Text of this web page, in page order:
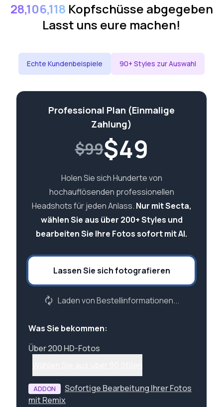
28,106,118 Kopfschüsse abgegeben
Lasst uns eure machen!
Echte Kundenbeispiele 90+ Styles zur Auswahl
Professional Plan (Einmalige
Zahlung)
$99$49
Holen Sie sich Hunderte von
hochauflösenden professionellen
Headshots für jeden Anlass. Nur mit Secta,
wählen Sie aus über 200+ Styles und
bearbeiten Sie Ihre Fotos sofort mit AI.
Lassen Sie sich fotografieren
Laden von Bestellinformationen...
Was Sie bekommen:
Über 200 HD-Fotos
ADDON
Sofortige Bearbeitung Ihrer Fotos
mit Remix